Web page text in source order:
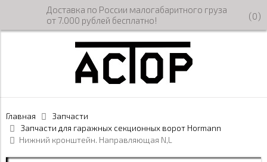
Доставка по России малогабаритного груза
от 7.000 рублей бесплатно!
(0)
Главная
Запчасти
Запчасти для гаражных секционных ворот Hormann
Нижний кронштейн. Направляющая N,L